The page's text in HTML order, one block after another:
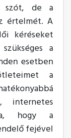
szót, de a
értelmét. A
kéréseket
a
esetben
a
internetes
hogy a
fejével